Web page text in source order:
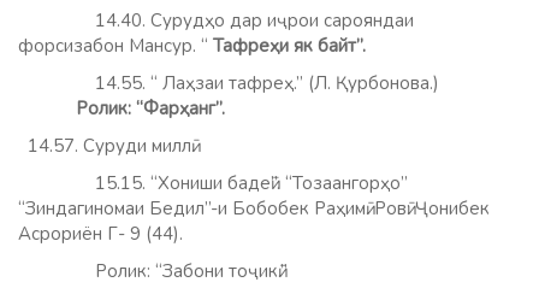
14.40. Сурудҳо дар иҷрои сарояндаи
форсизабон Мансур. “ Тафреҳи як байт”.
14.55. “ Лаҳзаи тафреҳ.” (Л. Қурбонова.)
Ролик: “Фарҳанг”.
14.57. Суруди миллӣ.
15.15. “Хониши бадеӣ”. “Тозаангорҳо”
“Зиндагиномаи Бедил”-и Бобобек Раҳимӣ. Ровӣ: Ҷонибек
Асрориён Г- 9 (44).
Ролик: “Забони тоҷикӣ.”